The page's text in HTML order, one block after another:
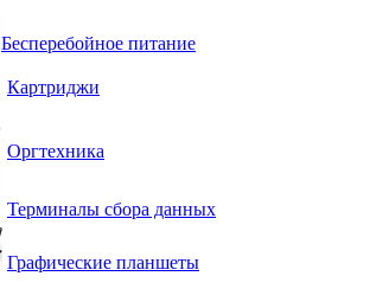
Бесперебойное питание
Картриджи
Оргтехника
Терминалы сбора данных
Графические планшеты